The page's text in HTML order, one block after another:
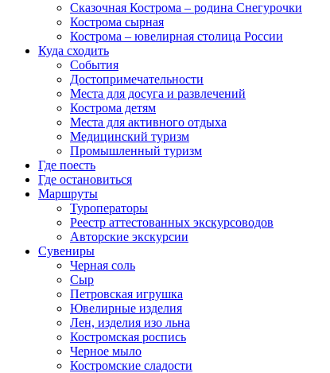
Сказочная Кострома – родина Снегурочки
Кострома сырная
Кострома – ювелирная столица России
Куда сходить
События
Достопримечательности
Места для досуга и развлечений
Кострома детям
Места для активного отдыха
Медицинский туризм
Промышленный туризм
Где поесть
Где остановиться
Маршруты
Туроператоры
Реестр аттестованных экскурсоводов
Авторские экскурсии
Сувениры
Черная соль
Сыр
Петровская игрушка
Ювелирные изделия
Лен, изделия изо льна
Костромская роспись
Черное мыло
Костромские сладости